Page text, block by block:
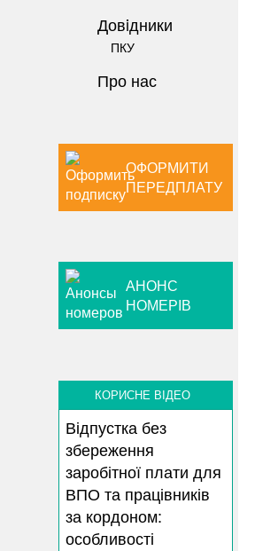
Довiдники
ПКУ
Про нас
ОФОРМИТИ
ПЕРЕДПЛАТУ
АНОНС
НОМЕРІВ
КОРИСНЕ ВІДЕО
Відпустка без
збереження
заробітної плати для
ВПО та працівників
за кордоном:
особливості